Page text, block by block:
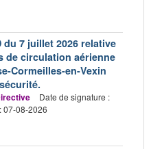
du 7 juillet 2026 relative
de circulation aérienne
Cormeilles-en-Vexin
Date de signature :
07-08-2026